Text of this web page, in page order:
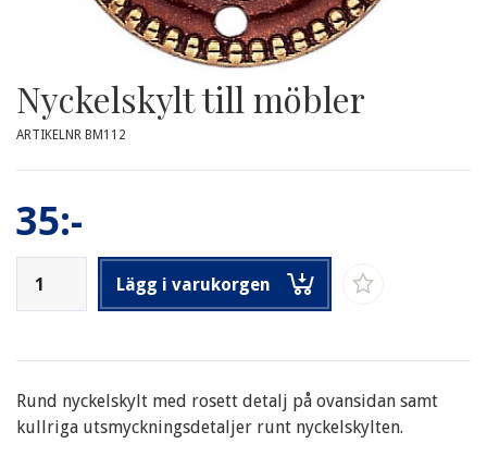
Nyckelskylt till möbler
ARTIKELNR BM112
35:-
Lägg i varukorgen
Rund nyckelskylt med rosett detalj på ovansidan samt
kullriga utsmyckningsdetaljer runt nyckelskylten.